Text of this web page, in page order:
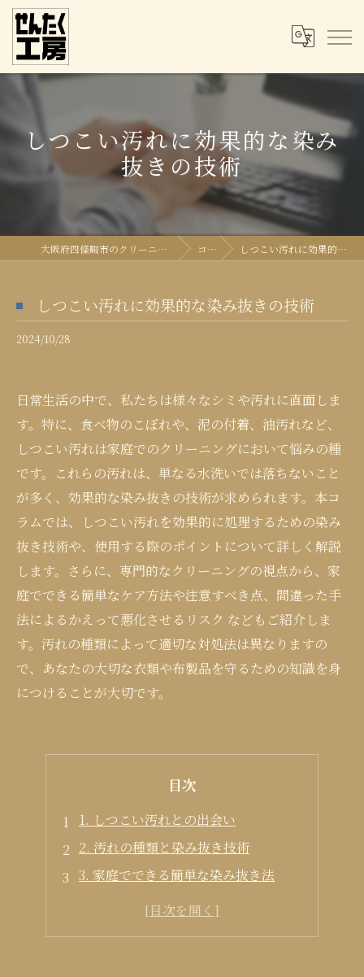
しつこい汚れに効果的な染み
抜きの技術
大阪府四條畷市のクリーニングならせんたく工房 コラム しつこい汚れに効果的な染み抜きの技術
しつこい汚れに効果的な染み抜きの技術
2024/10/28
日常生活の中で、私たちは様々なシミや汚れに直面しま
す。特に、食べ物のこぼれや、泥の付着、油汚れなど、
しつこい汚れは家庭でのクリーニングにおいて悩みの種
です。これらの汚れは、単なる水洗いでは落ちないこと
が多く、効果的な染み抜きの技術が求められます。本コ
ラムでは、しつこい汚れを効果的に処理するための染み
抜き技術や、使用する際のポイントについて詳しく解説
します。さらに、専門的なクリーニングの視点から、家
庭でできる簡単なケア方法や注意すべき点、間違った手
法によるかえって悪化させるリスク などもご紹介しま
す。汚れの種類によって適切な対処法は異なりますの
で、あなたの大切な衣類や布製品を守るための知識を身
につけることが大切です。
目次
1. しつこい汚れとの出会い
2. 汚れの種類と染み抜き技術
3. 家庭でできる簡単な染み抜き法
4. 専門的なクリーニングのアプローチ